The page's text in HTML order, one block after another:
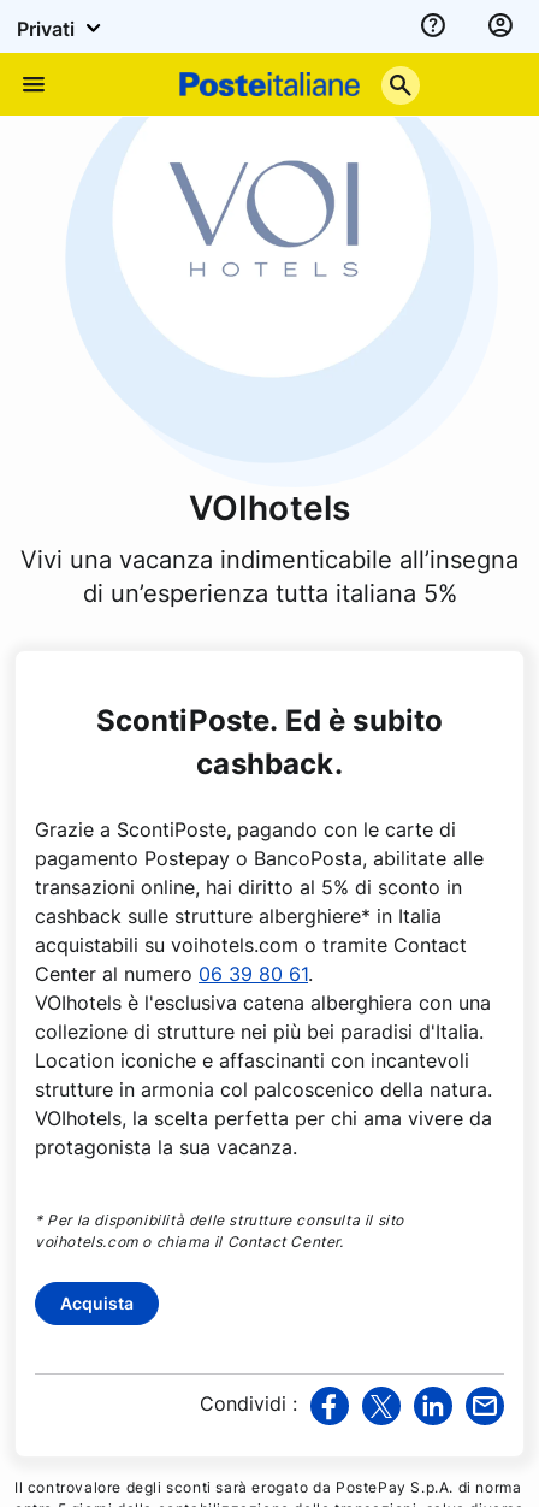
Privati
Assistenza
Italiane
VOIhotels
Vivi una vacanza indimenticabile all’insegna
di un’esperienza tutta italiana 5%
ScontiPoste. Ed è subito
cashback.
Grazie a ScontiPoste, pagando con le carte di
pagamento Postepay o BancoPosta, abilitate alle
transazioni online, hai diritto al 5% di sconto in
cashback sulle strutture alberghiere* in Italia
acquistabili su voihotels.com o tramite Contact
Center al numero 06 39 80 61.
VOIhotels è l'esclusiva catena alberghiera con una
collezione di strutture nei più bei paradisi d'Italia.
Location iconiche e affascinanti con incantevoli
strutture in armonia col palcoscenico della natura.
VOIhotels, la scelta perfetta per chi ama vivere da
protagonista la sua vacanza.
* Per la disponibilità delle strutture consulta il sito
voihotels.com o chiama il Contact Center.
Acquista
Condividi :
v
a
v
a
v
a
Il controvalore degli sconti sarà erogato da PostePay S.p.A. di norma